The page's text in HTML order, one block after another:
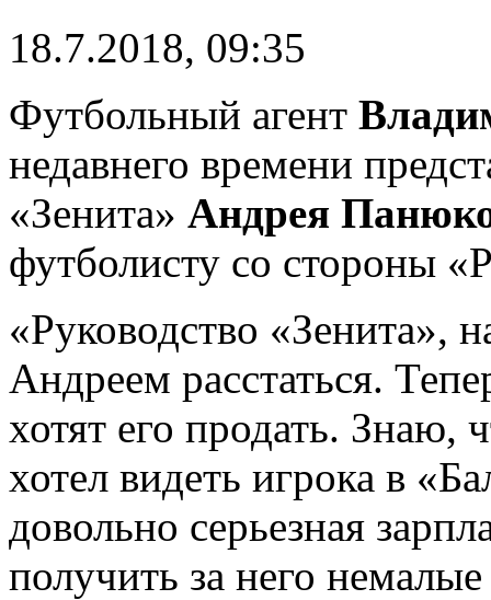
18.7.2018, 09:35
Футбольный агент
недавнего времени
«Зенита» Андрея
футболисту со стороны
«Руководство «Зенита»,
Андреем расстаться.
хотят его продать. Знаю,
хотел видеть игрока в
довольно серьезная
получить за него